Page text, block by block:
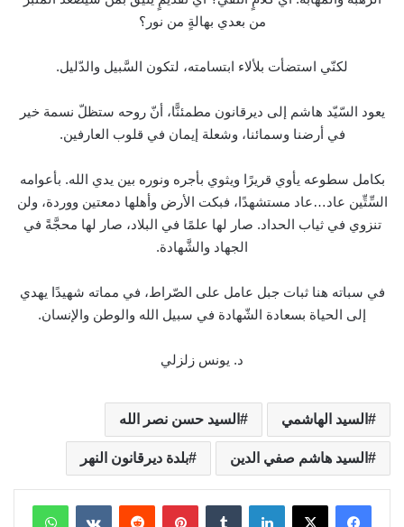
من بعدي بهالةٍ من نور؟
لكنّي استضأت بلألاء ابتسامته، لتكون السَّبيل والدّليل.
يعود السّيّد هاشم إلى ديرقانون مطمئنًّا، أنّ روحه ستظلّ نسمة خير
في أرضنا وسمائنا، وشعلة إيمان في قلوب العارفين.
بكامل سطوعه يأوي قريرًا ويثوي بأجره ونوره بين يدي الله. بأعوامه
السِّتِّين عاد…عاد مستشهدًا، فبكت الأرض وأهلها دمعتين ووردة، ولن
تنزوي في ثياب الحداد. صار لها علمًا في البلاد، صار لها محجَّةً في
الجهاد والشَّهادة.
في سباته هنا ثبات جبل عامل على الصّراط، في مماته شهيدًا يهدي
إلى الحياة بسعادة الشّهادة في سبيل الله والوطن والإنسان.
د. يونس زلزلي
السيد الهاشمي السيد حسن نصر الله
السيد هاشم صفي الدين بلدة ديرقانون النهر
لينكدإن بينتيريست